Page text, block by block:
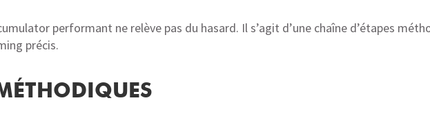
performant ne relève pas du hasard. Il s’agit d’une chaîne d’étapes
précis.